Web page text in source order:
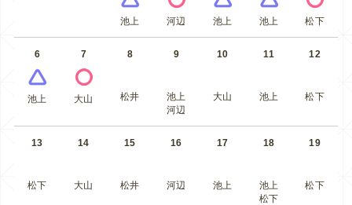
池上 河辺 池上 池上 松下
6
池上
7
大山
8
松井
9
池上
河辺
10
大山
11
池上
12
松下
13
松下
14
大山
15
松井
16
河辺
17
池上
18
池上
松下
19
松下